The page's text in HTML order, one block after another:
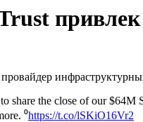
share the close of our $64M
⁰https://t.co/lSKiO16Vr2